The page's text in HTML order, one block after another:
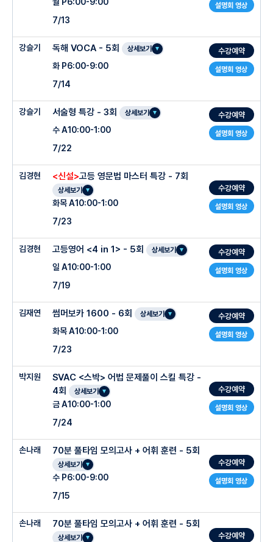
설명회 영상
7/13
강슬기
설명회 영상
독해 VOCA - 5회 상세보기
화 P6:00-9:00
7/14
수강예약
강슬기
설명회 영상
서술형 특강 - 3회 상세보기
수 A10:00-1:00
7/22
수강예약
김경현
설명회 영상
<신설>고등 영문법 마스터 특강 - 7회
상세보기
화목 A10:00-1:00
7/23
수강예약
김경현
설명회 영상
고등영어 <4 in 1> - 5회 상세보기
일 A10:00-1:00
7/19
수강예약
김재연
설명회 영상
썸머보카 1600 - 6회 상세보기
화목 A10:00-1:00
7/23
수강예약
박지원
설명회 영상
SVAC <스박> 어법 문제풀이 스킬 특강 -
4회
상세보기
금 A10:00-1:00
7/24
수강예약
손나래
설명회 영상
70분 풀타임 모의고사 + 어휘 훈련 - 5회
상세보기
수 P6:00-9:00
7/15
수강예약
손나래 70분 풀타임 모의고사 + 어휘 훈련 - 5회
상세보기 수강예약